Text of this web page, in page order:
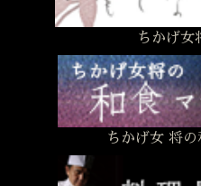
ちかげ女
ちかげ女 将